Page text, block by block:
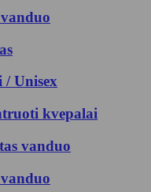
/ Unisex
kvepalai
vanduo